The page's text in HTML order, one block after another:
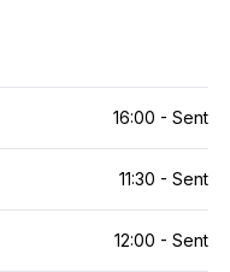
16:00 - Sent
11:30 - Sent
12:00 - Sent